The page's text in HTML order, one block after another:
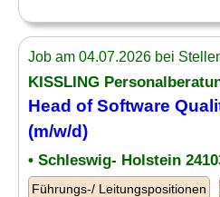
Job am 04.07.2026 bei
KISSLING
Head ofSoftware
(m/w/d)
• Schleswig- Holstein
Führungs-/ Leitungspositionen